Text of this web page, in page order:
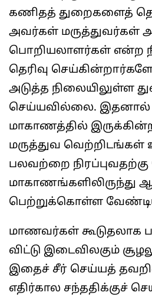
கணிதத் துறைகளைத்
அவர்கள் மருத்துவர்கள்
பொறியலாளர்கள் என்ற
தெரிவு
அடுத்த நிலையிலுள்ள
செய்யவில்லை. இதனால்
மாகாணத்தில்
மருத்துவ வெற்றிடங்கள்
பலவற்றை நிரப்புவதற்கு
மாகாணங்களிலிருந்து
பெற்றுக்கொள்ள
மாணவர்கள் கூடுதலாக
விட்டு இடைவிலகும்
இதைச் சீர் செய்யத்
எதிர்கால சந்ததிக்குச்